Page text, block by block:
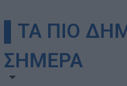
▌ΤΑ ΠΙΟ
ΣΗΜΕΡΑ